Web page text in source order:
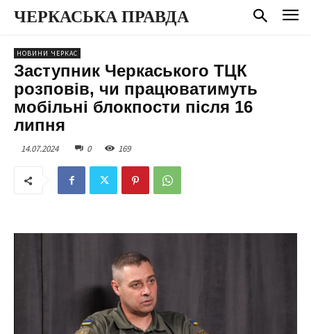
ЧЕРКАСЬКА ПРАВДА
НОВИНИ ЧЕРКАС
Заступник Черкаського ТЦК
розповів, чи працюватимуть
мобільні блокпости після 16
липня
14.07.2024 0 169